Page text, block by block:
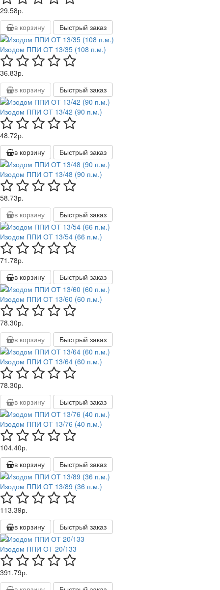
29.58р.
в корзину
Быстрый заказ
Изодом ППИ ОТ 13/35 (108 п.м.)
36.83р.
в корзину
Быстрый заказ
Изодом ППИ ОТ 13/42 (90 п.м.)
48.72р.
в корзину
Быстрый заказ
Изодом ППИ ОТ 13/48 (90 п.м.)
58.73р.
в корзину
Быстрый заказ
Изодом ППИ ОТ 13/54 (66 п.м.)
71.78р.
в корзину
Быстрый заказ
Изодом ППИ ОТ 13/60 (60 п.м.)
78.30р.
в корзину
Быстрый заказ
Изодом ППИ ОТ 13/64 (60 п.м.)
78.30р.
в корзину
Быстрый заказ
Изодом ППИ ОТ 13/76 (40 п.м.)
104.40р.
в корзину
Быстрый заказ
Изодом ППИ ОТ 13/89 (36 п.м.)
113.39р.
в корзину
Быстрый заказ
Изодом ППИ ОТ 20/133
391.79р.